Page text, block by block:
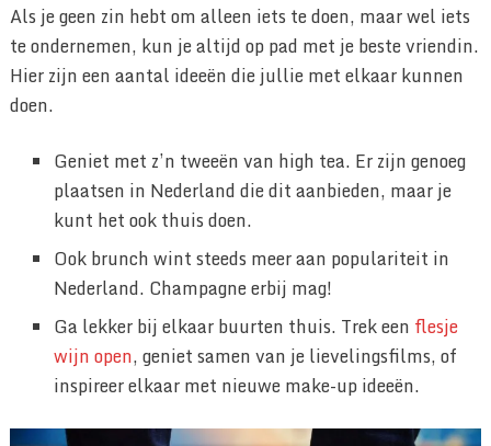
Als je geen zin hebt om alleen iets te doen, maar wel iets
te ondernemen, kun je altijd op pad met je beste vriendin.
Hier zijn een aantal ideeën die jullie met elkaar kunnen
doen.
Geniet met z’n tweeën van high tea. Er zijn genoeg
plaatsen in Nederland die dit aanbieden, maar je
kunt het ook thuis doen.
Ook brunch wint steeds meer aan populariteit in
Nederland. Champagne erbij mag!
Ga lekker bij elkaar buurten thuis. Trek een flesje
wijn open, geniet samen van je lievelingsfilms, of
inspireer elkaar met nieuwe make-up ideeën.